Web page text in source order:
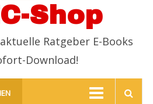
Shop
Ratgeber E-Books
Download!